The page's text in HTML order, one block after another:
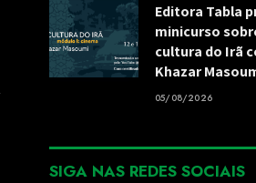
Editora Tabla
minicurso
cultura do Irã
Khazar
05/08/2026
SIGA NAS REDES SOCIAIS